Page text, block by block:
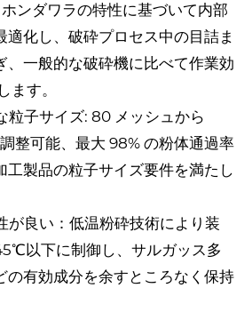
ンダワラの特性に基づいて内部
適化し、破砕プロセス中の目詰ま
、一般的な破砕機に比べて作業効
ます。
粒子サイズ: 80 メッシュから
整可能、最大 98% の粉体通過率
工製品の粒子サイズ要件を満たし
が良い：低温粉砕技術により装
以下に制御し、サルガッス多
の有効成分を余すところなく保持